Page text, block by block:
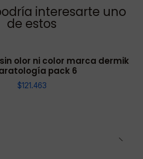
interesarte uno
de estos
olor ni color marca dermik
pack 6
$121.463